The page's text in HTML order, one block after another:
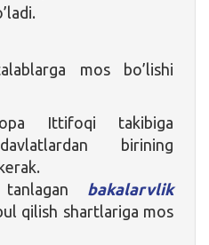
mos bo’lishi
Ittifoqi takibiga
birining
bakalarvlik
qilish shartlariga mos